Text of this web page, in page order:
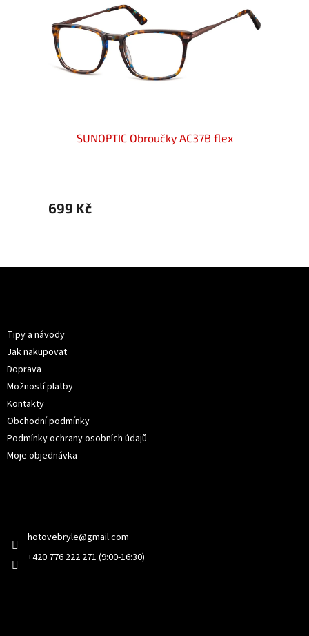
SUNOPTIC Obroučky AC37B flex
699 Kč
Tipy a návody
Jak nakupovat
Doprava
Možností platby
Kontakty
Obchodní podmínky
Podmínky ochrany osobních údajů
Moje objednávka
hotovebryle@gmail.com
+420 776 222 271 (9:00-16:30)